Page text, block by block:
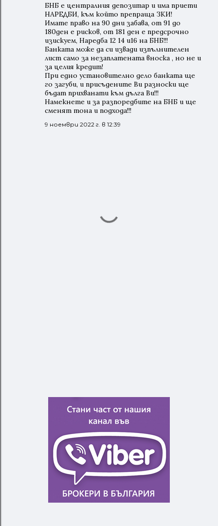
БНБ е централния депозитар и има приети
НАРЕДБИ, към който препраща ЗКИ!
Имате право на 90 дни забава, от 91 до
180ден е рисков, от 181 ден е предсрочно
изискуем, Наредба 12 14 и16 на БНБ!!!
Банката може да си извади изпълнителен
лист само за незаплатената вноска , но не и
за целия кредит!
При едно установително дело банката ще
го загуби, и присъдените Ви разноски ще
бъдат прихванати към дълга Ви!!!
Намекнете и за разпоредбите на БНБ и ще
сменят тона и подхода!!!
9 ноември 2022 г. в 12:39